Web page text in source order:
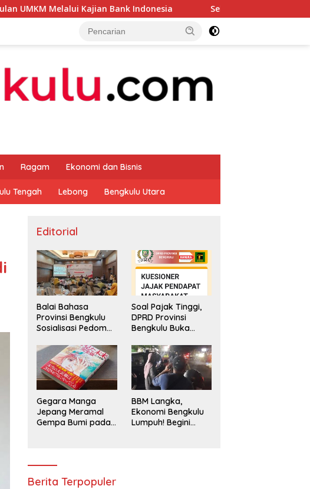
Kajian Bank Indonesia Sekda Apresiasi Inspektorat Provinsi
Ragam Ekonomi dan Bisnis
Tengah Lebong Bengkulu Utara
Editorial
Balai Bahasa
Provinsi Bengkulu
Sosialisasi Pedoman
Penggunaan
Bahasa Indonesia
Soal Pajak Tinggi,
DPRD Provinsi
Bengkulu Buka
Pengaduan
Masyarakat
Gegara Manga
Jepang Meramal
Gempa Bumi pada
BBM Langka,
Ekonomi Bengkulu
Lumpuh! Begini
Berita Terpopuler